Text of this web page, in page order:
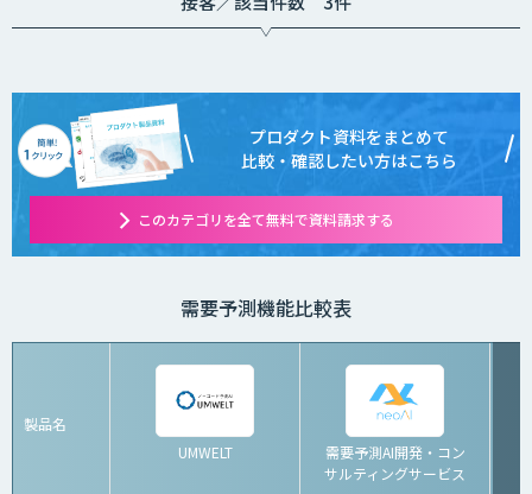
プロダクト資料をまとめて
比較・確認したい方はこちら
このカテゴリを全て無料で資料請求する
需要予測機能比較表
製品名
UMWELT
需要予測AI開発・コン
サルティングサービス